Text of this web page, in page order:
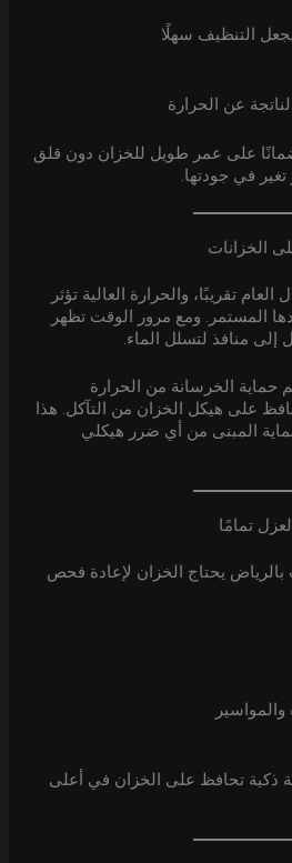
التنظيف سهلًا
عن الحرارة
على عمر طويل للخزان دون قلق
في جودتها.
الخزانات
تقريبًا، والحرارة العالية تؤثر
المستمر. ومع مرور الوقت تظهر
إلى منافذ لتسلل الماء.
حماية الخرسانة من الحرارة
على هيكل الخزان من التآكل. هذا
المبنى من أي ضرر هيكلي
تمامًا
يحتاج الخزان لإعادة فحص
ذكية تحافظ على الخزان في أعلى